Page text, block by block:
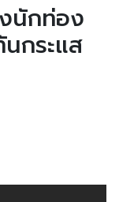
นักท่อง
กระแส